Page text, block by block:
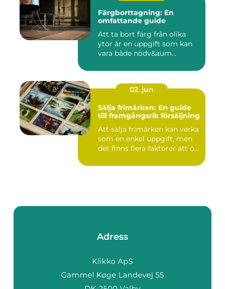
Färgborttagning: En
omfattande guide
Att ta bort färg från olika
ytor är en uppgift som kan
vara både nödv&aum...
02. jun
Sälja frimärken: En guide
till framgångsrik försäljning
Att sälja frimärken kan verka
som en enkel uppgift, men
det finns flera faktorer att ö...
Adress